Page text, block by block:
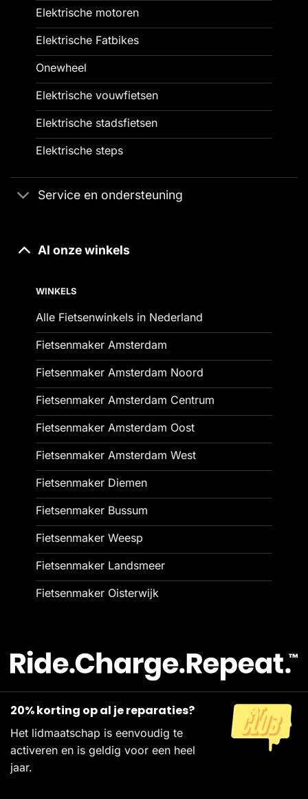
Elektrische motoren
Elektrische Fatbikes
Onewheel
Elektrische vouwfietsen
Elektrische stadsfietsen
Elektrische steps
Service en ondersteuning
Al onze winkels
WINKELS
Alle Fietsenwinkels in Nederland
Fietsenmaker Amsterdam
Fietsenmaker Amsterdam Noord
Fietsenmaker Amsterdam Centrum
Fietsenmaker Amsterdam Oost
Fietsenmaker Amsterdam West
Fietsenmaker Diemen
Fietsenmaker Bussum
Fietsenmaker Weesp
Fietsenmaker Landsmeer
Fietsenmaker Oisterwijk
20% korting op al je reparaties?
Het lidmaatschap is eenvoudig te
activeren en is geldig voor een heel
jaar.